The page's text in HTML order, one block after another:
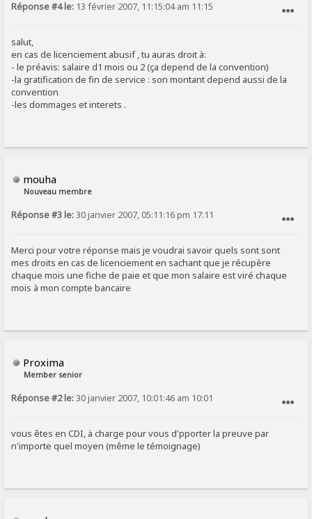
Réponse #4 le: 13 février 2007, 11:15:04 am 11:15
salut,
en cas de licenciement abusif , tu auras droit à:
- le préavis: salaire d1 mois ou 2 (ça depend de la convention)
-la gratification de fin de service : son montant depend aussi de la
convention
-les dommages et interets .
mouha
Nouveau membre
Réponse #3 le:30 janvier 2007, 05:11:16 pm 17:11
Merci pour votre réponse mais je voudrai savoir quels sont sont
mes droits en cas de licenciement en sachant que je récupère
chaque mois une fiche de paie et que mon salaire est viré chaque
mois à mon compte bancaire
Proxima
Member senior
Réponse #2 le:30 janvier 2007, 10:01:46 am 10:01
vous êtes en CDI, à charge pour vous d'pporter la preuve par
n'importe quel moyen (même le témoignage)